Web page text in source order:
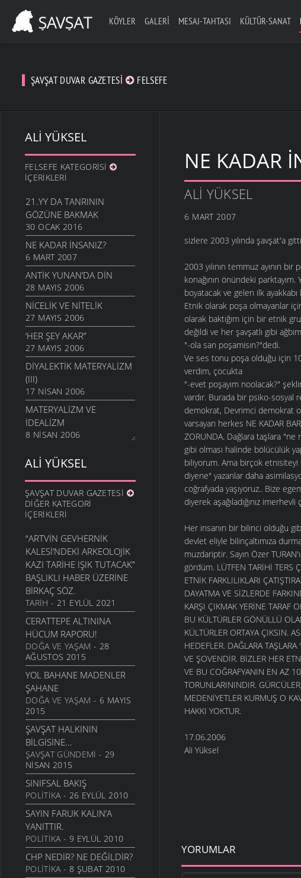
KÖYLER GALERI MESAJ-TAHTASI KÜLTÜR-SANAT
ŞAVŞAT DUVAR GAZETESI FELSEFE
ALI YÜKSEL
FELSEFE KATEGORISI
İÇERIKLERI
21.YY DA TANRININ
GÖZÜNE BAKMAK
30 OCAK 2016
NE KADAR İNSANIZ?
6 MART 2007
ANTIK YUNAN’DA DIN
28 MAYIS 2006
NICELIK VE NITELIK
27 MAYIS 2006
‘HER ŞEY AKAR”
27 MAYIS 2006
DIYALEKTIK MATERYALIZM
(III)
17 NISAN 2006
MATERYALIZM VE
İDEALIZM
8 NISAN 2006
ALI YÜKSEL
ŞAVŞAT DUVAR GAZETESI
DIĞER KATEGORI
İÇERIKLERI
“ARTVIN GEVHERNIK
KALESI’NDEKI ARKEOLOJIK
KAZI TARIHE IŞIK TUTACAK”
BAŞLIKLI HABER ÜZERINE
BIRKAÇ SÖZ.
TARIH - 21 EYLÜL 2021
CERATTEPE ALTININA
HÜCUM RAPORU!
DOĞA VE YAŞAM - 28
AĞUSTOS 2015
YOL BAHANE MADENLER
ŞAHANE
DOĞA VE YAŞAM - 6 MAYIS
2015
ŞAVŞAT HALKININ
BILGISINE...
ŞAVŞAT GÜNDEMI - 29
NISAN 2015
SINIFSAL BAKIŞ
POLITIKA- 26 EYLÜL 2010
SAYIN FARUK KALIN’A
YANITTIR.
POLITIKA- 9 EYLÜL 2010
CHP NEDIR? NE DEĞILDIR?
POLITIKA- 8 ŞUBAT 2010
NE KADAR
ALI YÜKSEL
6 MART 2007
sizlere 2003 yılında şavşat'a
2003 yılının temmuz ayının
konağının önündeki parktayım.
boyatacak ve gelen ilk ayakkabı
Etnik olarak poşa olmayanlar
olarak baktığım için bir etnik
değildi ve her şavşatlı gibi
"-ola san poşamisın?"dedi.
Ve ses tonu poşa olduğu için
verdim, çocukta
"-evet poşayım noolacak?"
vardır. Burada bir psiko-sosyal
demokrat, Devrimci demokrat
varsayan herkes NE KADAR
ZORUNDA. Dağlara taşlara "ne
gibi olması halinde bölücülük
biliyorum. Ama birçok
diyene" yazanlar daha
coğrafyada yaşıyoruz.. Bize
diyerek aşağıladığınız imerhevli
Her insanın bir bilinci olduğu
devlet eliyle bilinçaltımıza
muzdariptir. Sayın Özer
gördüm. LÜTFEN TARİHİ TERS
ETNİK FARKLILIKLARI
DAYATMA VE SİZLERDE
KARŞI ÇIKMAK YERİNE TARAF
BU KÜLTÜRLER GÖNÜLLÜ
KÜLTÜRLER ORTAYA ÇIKSIN.
HEDEFLER. DAĞLARA
VE ŞOVENDİR. BİZLER HER
VE BU COĞRAFYANIN EN AZ
TORUNLARININDIR.
MEDENİYETLER KURMUŞ O
HAKKI YOKTUR.
17.06.2006
Ali Yüksel
YORUMLAR